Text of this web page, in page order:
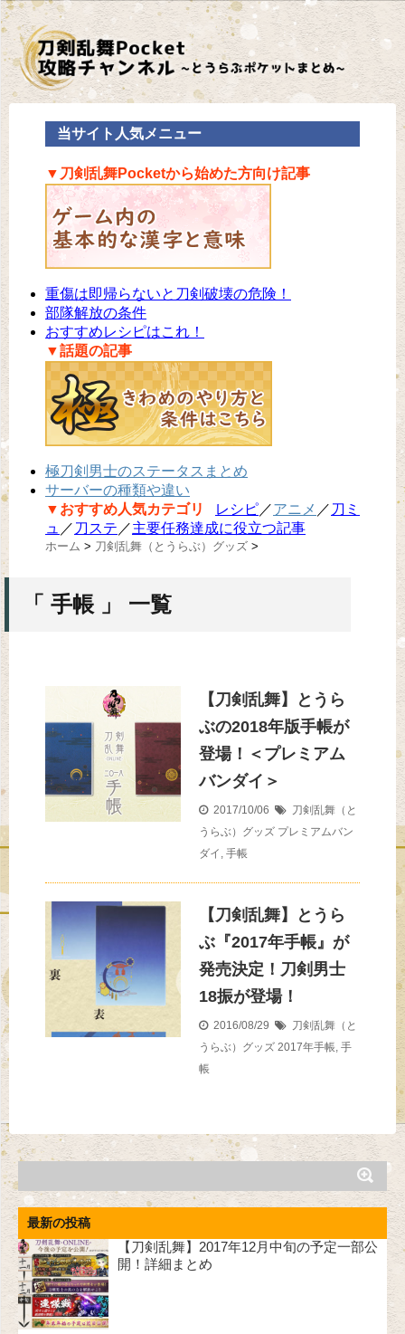
当サイト人気メニュー
▼刀剣乱舞Pocketから始めた方向け記事
重傷は即帰らないと刀剣破壊の危険！
部隊解放の条件
おすすめレシピはこれ！
▼話題の記事
極刀剣男士のステータスまとめ
サーバーの種類や違い
▼おすすめ人気カテゴリ
レシピ／アニメ ／ 刀ミ
ュ ／ 刀ステ ／主要任務達成に役立つ記事
ホーム > 刀剣乱舞（とうらぶ）グッズ >
「 手帳 」 一覧
【刀剣乱舞】とうら
ぶの2018年版手帳が
登場！＜プレミアム
バンダイ＞
2017/10/06
刀剣乱舞（と
うらぶ）グッズ プレミアムバン
ダイ , 手帳
【刀剣乱舞】とうら
ぶ『2017年手帳』が
発売決定！刀剣男士
18振が登場！
2016/08/29
刀剣乱舞（と
うらぶ）グッズ 2017年手帳, 手
帳
最新の投稿
【刀剣乱舞】2017年12月中旬の予定一部公
開！詳細まとめ